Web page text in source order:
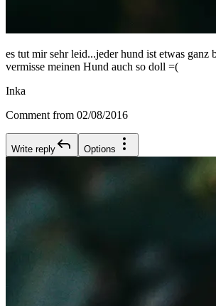
es tut mir sehr leid...jeder hund ist etwas ganz
vermisse meinen Hund auch so doll =(
Inka
Comment from 02/08/2016
Write reply Options